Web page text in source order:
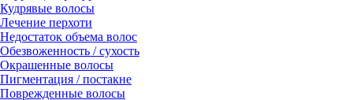
Кудрявые волосы
Лечение перхоти
Недостаток объема волос
Обезвоженность / сухость
Окрашенные волосы
Пигментация / постакне
Поврежденные волосы